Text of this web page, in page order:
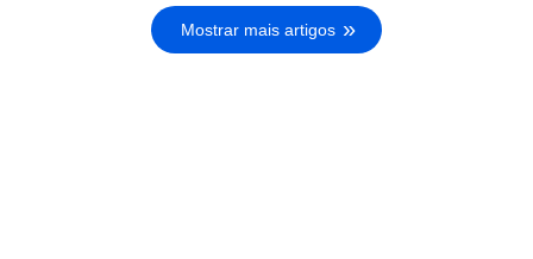
Mostrar mais artigos